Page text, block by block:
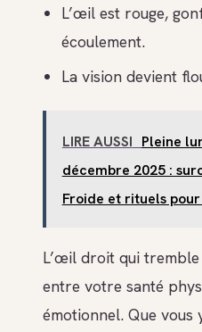
L’œil est rouge,
écoulement.
La vision devient
LIRE AUSSI Pleine
décembre 2025 :
Froide et rituels
L’œil droit qui
entre votre santé
émotionnel. Que vous